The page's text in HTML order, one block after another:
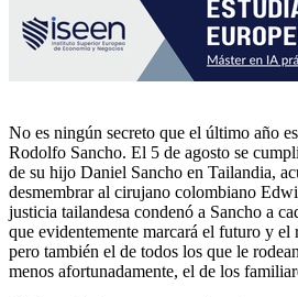
No es ningún secreto que el último año
Rodolfo Sancho. El 5 de agosto se
de su hijo Daniel Sancho en Tailandia,
desmembrar al cirujano colombiano
justicia tailandesa condenó a Sancho a
que evidentemente marcará el futuro y el
pero también el de todos los que le
menos afortunadamente, el de los